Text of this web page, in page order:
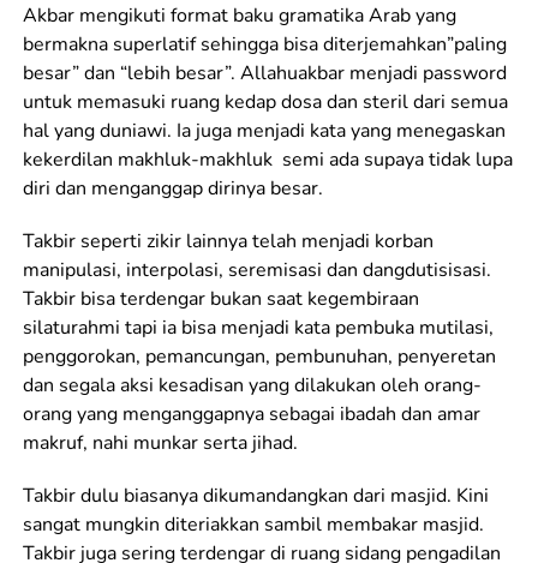
Akbar mengikuti format baku gramatika Arab yang
bermakna superlatif sehingga bisa diterjemahkan”paling
besar” dan “lebih besar”. Allahuakbar menjadi password
untuk memasuki ruang kedap dosa dan steril dari semua
hal yang duniawi. Ia juga menjadi kata yang menegaskan
kekerdilan makhluk-makhluk semi ada supaya tidak lupa
diri dan menganggap dirinya besar.
Takbir seperti zikir lainnya telah menjadi korban
manipulasi, interpolasi, seremisasi dan dangdutisisasi.
Takbir bisa terdengar bukan saat kegembiraan
silaturahmi tapi ia bisa menjadi kata pembuka mutilasi,
penggorokan, pemancungan, pembunuhan, penyeretan
dan segala aksi kesadisan yang dilakukan oleh orang-
orang yang menganggapnya sebagai ibadah dan amar
makruf, nahi munkar serta jihad.
Takbir dulu biasanya dikumandangkan dari masjid. Kini
sangat mungkin diteriakkan sambil membakar masjid.
Takbir juga sering terdengar di ruang sidang pengadilan